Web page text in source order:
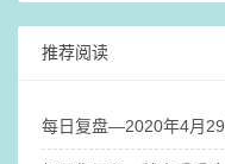
推荐阅读
每日复盘—2020年4月